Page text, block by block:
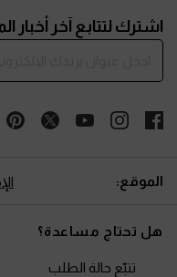
اشترك لتتابع آخر أخبار
الموقع:
هل تحتاج مساعدة؟
تتبّع حالة الطلب